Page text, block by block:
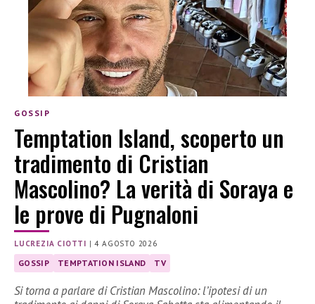
GOSSIP
Temptation Island, scoperto un
tradimento di Cristian
Mascolino? La verità di Soraya e
le prove di Pugnaloni
LUCREZIA CIOTTI |4 AGOSTO 2026
GOSSIP TEMPTATION ISLAND TV
Si torna a parlare di Cristian Mascolino: l’ipotesi di un